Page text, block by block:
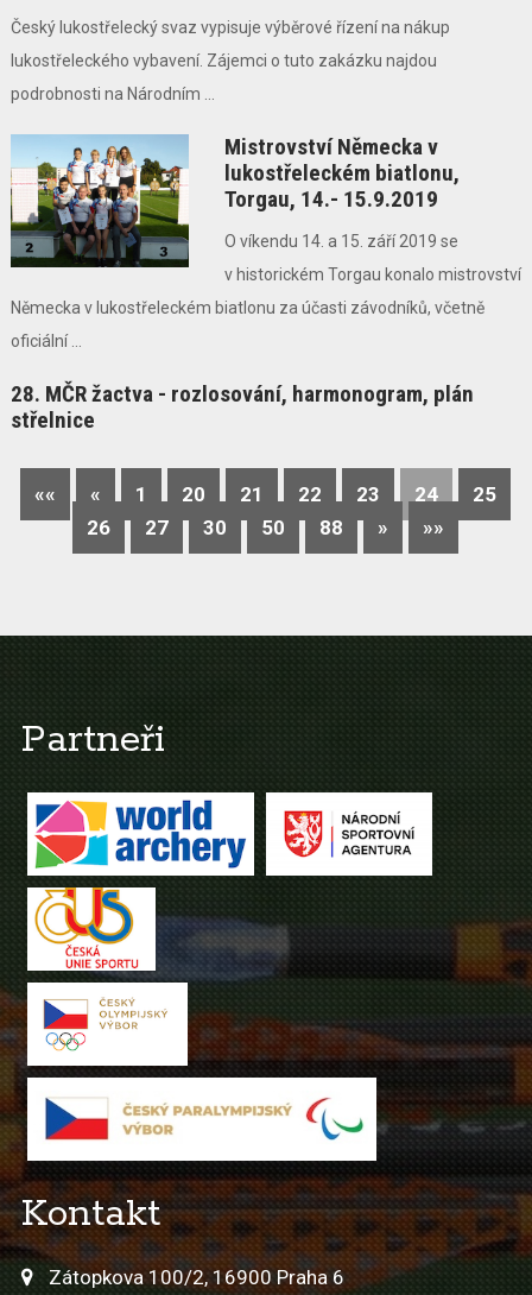
Český lukostřelecký svaz vypisuje výběrové řízení na nákup
lukostřeleckého vybavení. Zájemci o tuto zakázku najdou
podrobnosti na Národním ...
Mistrovství Německa v
lukostřeleckém biatlonu,
Torgau, 14.- 15.9.2019
O víkendu 14. a 15. září 2019 se
v historickém Torgau konalo mistrovství
Německa v lukostřeleckém biatlonu za účasti závodníků, včetně
oficiální ...
28. MČR žactva - rozlosování, harmonogram, plán
střelnice
«« « 1 20 21 22 23 24
25
26
27 30 50 88 » »»
Partneři
Kontakt
Zátopkova 100/2, 16900 Praha 6